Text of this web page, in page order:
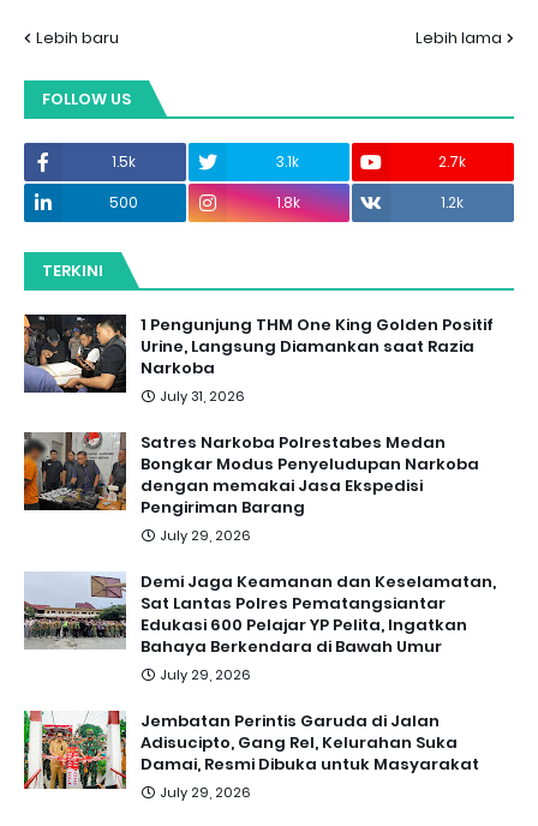
Lebih baru Lebih lama
FOLLOW US
1.5k 3.1k
2.7k
500
1.8k 1.2k
TERKINI
1 Pengunjung THM One King Golden Positif
Urine, Langsung Diamankan saat Razia
Narkoba
July 31, 2026
Satres Narkoba Polrestabes Medan
Bongkar Modus Penyeludupan Narkoba
dengan memakai Jasa Ekspedisi
Pengiriman Barang
July 29, 2026
Demi Jaga Keamanan dan Keselamatan,
Sat Lantas Polres Pematangsiantar
Edukasi 600 Pelajar YP Pelita, Ingatkan
Bahaya Berkendara di Bawah Umur
July 29, 2026
Jembatan Perintis Garuda di Jalan
Adisucipto, Gang Rel, Kelurahan Suka
Damai, Resmi Dibuka untuk Masyarakat
July 29, 2026